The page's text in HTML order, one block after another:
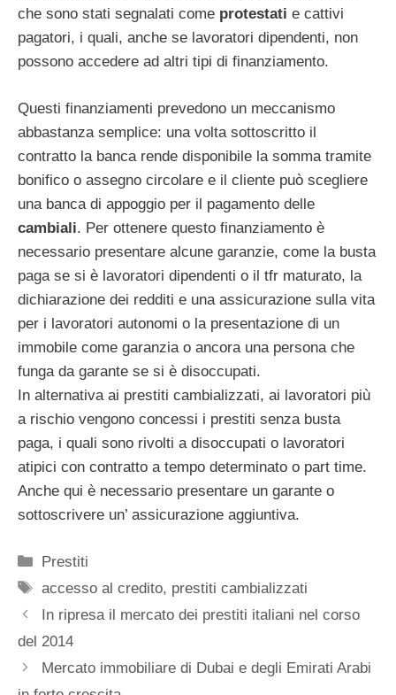
che sono stati segnalati come protestati e cattivi
pagatori, i quali, anche se lavoratori dipendenti, non
possono accedere ad altri tipi di finanziamento.
Questi finanziamenti prevedono un meccanismo
abbastanza semplice: una volta sottoscritto il
contratto la banca rende disponibile la somma tramite
bonifico o assegno circolare e il cliente può scegliere
una banca di appoggio per il pagamento delle
cambiali. Per ottenere questo finanziamento è
necessario presentare alcune garanzie, come la busta
paga se si è lavoratori dipendenti o il tfr maturato, la
dichiarazione dei redditi e una assicurazione sulla vita
per i lavoratori autonomi o la presentazione di un
immobile come garanzia o ancora una persona che
funga da garante se si è disoccupati.
In alternativa ai prestiti cambializzati, ai lavoratori più
a rischio vengono concessi i prestiti senza busta
paga, i quali sono rivolti a disoccupati o lavoratori
atipici con contratto a tempo determinato o part time.
Anche qui è necessario presentare un garante o
sottoscrivere un’ assicurazione aggiuntiva.
Categorie
Prestiti
Tag
accesso al credito, prestiti cambializzati
In ripresa il mercato dei prestiti italiani nel corso
del 2014
Mercato immobiliare di Dubai e degli Emirati Arabi